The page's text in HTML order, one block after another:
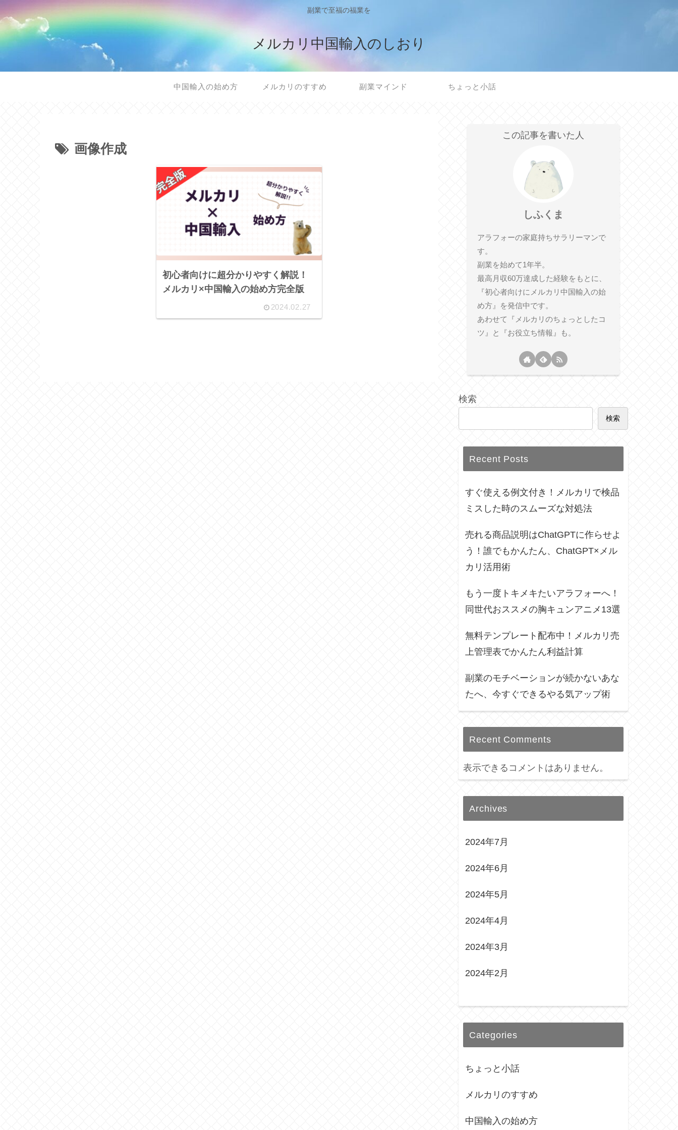
副業で至福の福業を
メルカリ中国輸入のしおり
中国輸入の始め方 メルカリのすすめ 副業マインド ちょっと小話
画像作成
初心者向けに超分かりやすく解説！
メルカリ×中国輸入の始め方完全版
2024.02.27
この記事を書いた人
しふくま
アラフォーの家庭持ちサラリーマンで
す。
副業を始めて1年半。
最高月収60万達成した経験をもとに、
『初心者向けにメルカリ中国輸入の始
め方』を発信中です。
あわせて『メルカリのちょっとしたコ
ツ』と『お役立ち情報』も。
検索
検索
Recent Posts
すぐ使える例文付き！メルカリで検品
ミスした時のスムーズな対処法
売れる商品説明はChatGPTに作らせよ
う！誰でもかんたん、ChatGPT×メル
カリ活用術
もう一度トキメキたいアラフォーへ！
同世代おススメの胸キュンアニメ13選
無料テンプレート配布中！メルカリ売
上管理表でかんたん利益計算
副業のモチベーションが続かないあな
たへ、今すぐできるやる気アップ術
Recent Comments
表示できるコメントはありません。
Archives
2024年7月
2024年6月
2024年5月
2024年4月
2024年3月
2024年2月
Categories
ちょっと小話
メルカリのすすめ
中国輸入の始め方